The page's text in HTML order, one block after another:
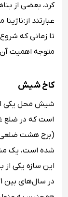
کرد، بعضی از
عبارتند از:
تا زمانی که
متوجه اهمیت آن
کاخ شیش
شیش محل یکی از
(برج هشت ضلعی
شده است، یک
این سازه یکی